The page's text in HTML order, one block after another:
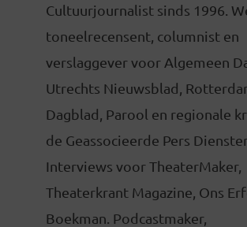
Cultuurjournalist sinds 1996.
toneelrecensent, columnist en
verslaggever voor Algemeen
Utrechts Nieuwsblad,
Dagblad, Parool en regionale
de Geassocieerde Pers
Interviews voor TheaterMaker,
Theaterkrant Magazine, Ons
Boekman. Podcastmaker,